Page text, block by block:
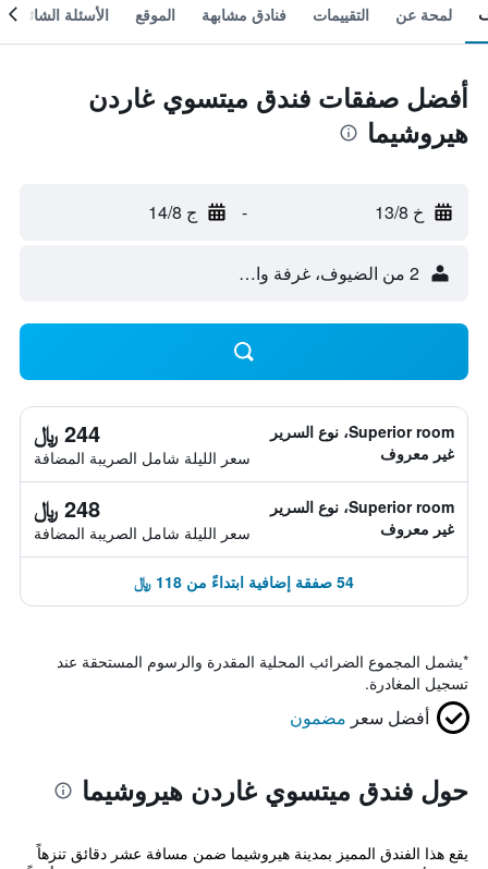
لمحة عن التقييمات فنادق مشابهة الموقع الأسئلة الشائعة
أفضل صفقات فندق ميتسوي غاردن
هيروشيما
خ 13/8 - ج 14/8
2 من الضيوف، غرفة واحدة
Superior room، نوع السرير
غير معروف
244 ﷼
سعر الليلة شامل الصريبة المضافة
Superior room، نوع السرير
غير معروف
248 ﷼
سعر الليلة شامل الصريبة المضافة
54 صفقة إضافية ابتداءً من 118 ﷼
*يشمل المجموع الضرائب المحلية المقدرة والرسوم المستحقة عند
تسجيل المغادرة.
أفضل سعر مضمون
حول فندق ميتسوي غاردن هيروشيما
يقع هذا الفندق المميز بمدينة هيروشيما ضمن مسافة عشر دقائق تنزهاً